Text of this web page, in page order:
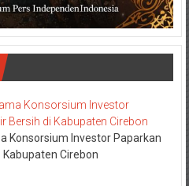
Konsorsium Investor Paparkan
Kabupaten Cirebon